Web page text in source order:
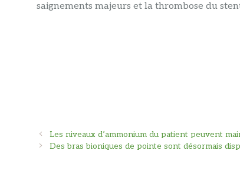
saignements majeurs et la thrombose du
Navigation
des
Les niveaux d’ammonium du patient peuvent
Des bras bioniques de pointe sont désormais